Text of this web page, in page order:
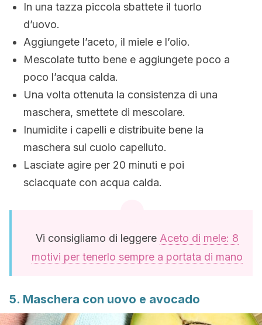
In una tazza piccola sbattete il tuorlo
d’uovo.
Aggiungete l’aceto, il miele e l’olio.
Mescolate tutto bene e aggiungete poco a
poco l’acqua calda.
Una volta ottenuta la consistenza di una
maschera, smettete di mescolare.
Inumidite i capelli e distribuite bene la
maschera sul cuoio capelluto.
Lasciate agire per 20 minuti e poi
sciacquate con acqua calda.
Vi consigliamo di leggere Aceto di mele: 8
motivi per tenerlo sempre a portata di mano
5. Maschera con uovo e avocado